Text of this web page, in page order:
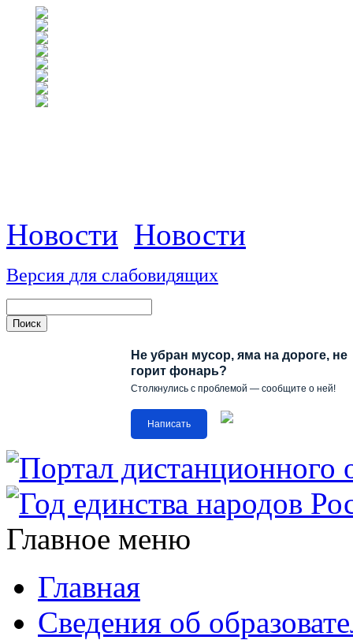
Новости Новости
Версия для слабовидящих
Не убран мусор, яма на дороге, не
горит фонарь?
Столкнулись с проблемой — сообщите о ней!
Написать
Главное меню
Главная
Сведения об